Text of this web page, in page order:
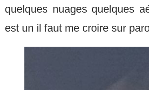
quelques nuages quelques
est un il faut me croire sur